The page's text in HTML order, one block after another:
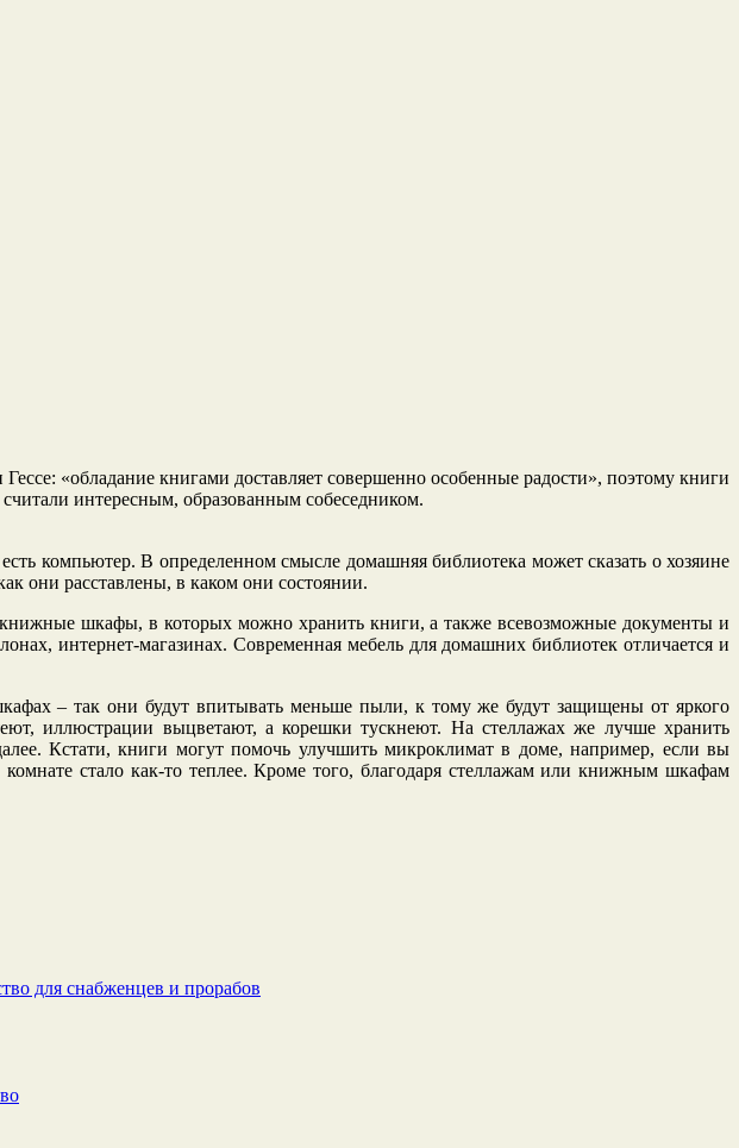
«обладание книгами доставляет совершенно особенные радости», поэтому книги
интересным, образованным собеседником.
компьютер. В определенном смысле домашняя библиотека может сказать о хозяине
они расставлены, в каком они состоянии.
шкафы, в которых можно хранить книги, а также всевозможные документы и
интернет-магазинах. Современная мебель для домашних библиотек отличается и
– так они будут впитывать меньше пыли, к тому же будут защищены от яркого
иллюстрации выцветают, а корешки тускнеют. На стеллажах же лучше хранить
Кстати, книги могут помочь улучшить микроклимат в доме, например, если вы
стало как-то теплее. Кроме того, благодаря стеллажам или книжным шкафам
для снабженцев и прорабов